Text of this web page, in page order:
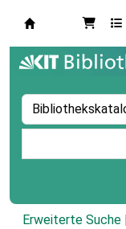
Erweiterte Suche